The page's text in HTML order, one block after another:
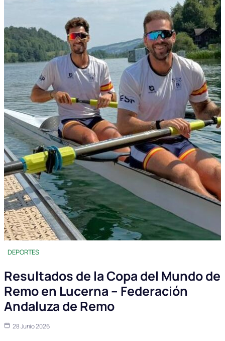
DEPORTES
Resultados de la Copa del Mundo de
Remo en Lucerna – Federación
Andaluza de Remo
28 Junio 2026